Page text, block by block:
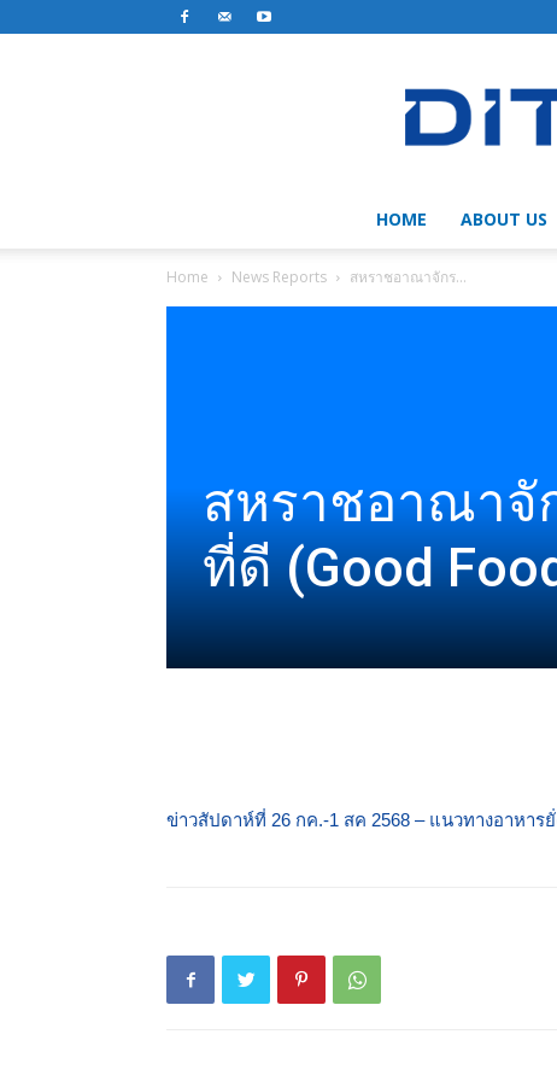
HOME ABOUT US
Home News Reports สหราชอาณาจักร...
สหราชอาณาจั
ที่ดี (Good
ข่าวสัปดาห์ที่ 26 กค.-1 สค 2568 – แนวทางอาหาร